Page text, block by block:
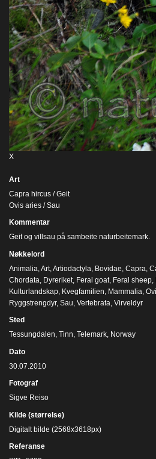
X
Art
Capra hircus / Geit
Ovis aries / Sau
Kommentar
Geit og villsau på sambeite naturbeitemark.
Nøkkelord
Animalia Art Artiodactyla Bovidae Capra
Chordata Dyreriket Feral goat Feral sheep
Kulturlandskap Kvegfamilien Mammalia
Ryggstrengdyr, Sau Vertebrata Virveldyr
Sted
Tessungdalen, Tinn, Telemark, Norway
Dato
30.07.2010
Fotograf
Sigve Reiso
Kilde (størrelse)
Digitalt bilde (2568x3618px)
Referanse